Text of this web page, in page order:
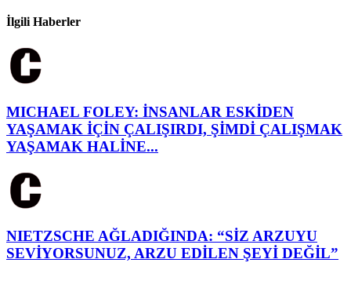
İlgili Haberler
MICHAEL FOLEY: İNSANLAR ESKİDEN
YAŞAMAK İÇİN ÇALIŞIRDI, ŞİMDİ ÇALIŞMAK
YAŞAMAK HALİNE...
NIETZSCHE AĞLADIĞINDA: “SİZ ARZUYU
SEVİYORSUNUZ, ARZU EDİLEN ŞEYİ DEĞİL”